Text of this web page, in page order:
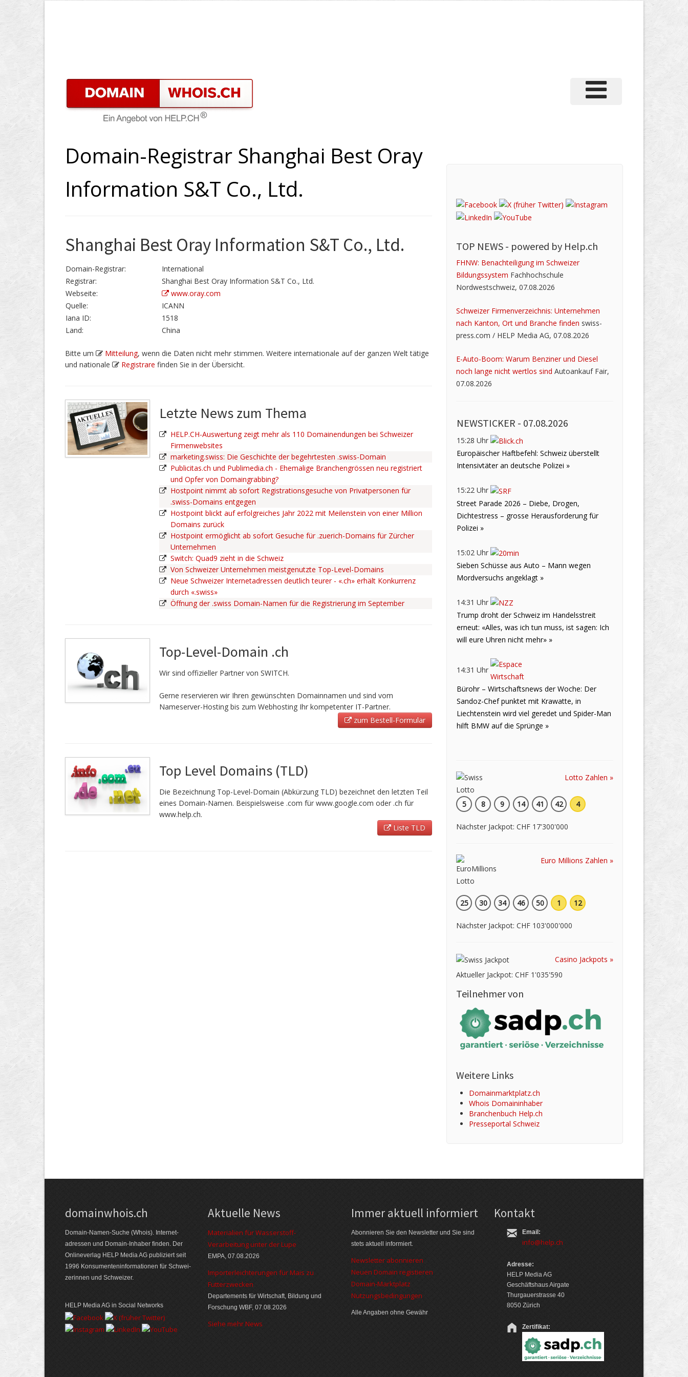
Domain-Registrar Shanghai Best Oray
Information S&T Co., Ltd.
Shanghai Best Oray Information S&T Co., Ltd.
Domain-Registrar:
International
Registrar:
Shanghai Best Oray Information S&T Co., Ltd.
Webseite:
www.oray.com
Quelle:
ICANN
Iana ID:
1518
Land:
China
Bitte um Mitteilung, wenn die Daten nicht mehr stimmen. Weitere internationale auf der ganzen Welt tätige
und nationale
Registrare finden Sie in der Übersicht.
Letzte News zum Thema
HELP.CH-Auswertung zeigt mehr als 110 Domainendungen bei Schweizer
Firmenwebsites
marketing.swiss: Die Geschichte der begehrtesten .swiss-Domain
Publicitas.ch und Publimedia.ch - Ehemalige Branchengrössen neu registriert
und Opfer von Domaingrabbing?
Hostpoint nimmt ab sofort Registrationsgesuche von Privatpersonen für
.swiss-Domains entgegen
Hostpoint blickt auf erfolgreiches Jahr 2022 mit Meilenstein von einer Million
Domains zurück
Hostpoint ermöglicht ab sofort Gesuche für .zuerich-Domains für Zürcher
Unternehmen
Switch: Quad9 zieht in die Schweiz
Von Schweizer Unternehmen meistgenutzte Top-Level-Domains
Neue Schweizer Internetadressen deutlich teurer - «.ch» erhält Konkurrenz
durch «.swiss»
Öffnung der .swiss Domain-Namen für die Registrierung im September
Top-Level-Domain .ch
Wir sind offizieller Partner von SWITCH.
Gerne reservieren wir Ihren gewünschten Domainnamen und sind vom
Nameserver-Hosting bis zum Webhosting Ihr kompetenter IT-Partner.
zum Bestell-Formular
Top Level Domains (TLD)
Die Bezeichnung Top-Level-Domain (Abkürzung TLD) bezeichnet den letzten Teil
eines Domain-Namen. Beispielsweise .com für www.google.com oder .ch für
www.help.ch.
Liste TLD
TOP NEWS - powered by Help.ch
FHNW: Benachteiligung im Schweizer
Bildungssystem Fachhochschule
Nordwestschweiz, 07.08.2026
Schweizer Firmenverzeichnis: Unternehmen
nach Kanton, Ort und Branche finden swiss-
press.com / HELP Media AG, 07.08.2026
E-Auto-Boom: Warum Benziner und Diesel
noch lange nicht wertlos sind Autoankauf Fair,
07.08.2026
NEWSTICKER - 07.08.2026
15:28 Uhr
Europäischer Haftbefehl: Schweiz überstellt
Intensivtäter an deutsche Polizei »
15:22 Uhr
Street Parade 2026 – Diebe, Drogen,
Dichtestress – grosse Herausforderung für
Polizei »
15:02 Uhr
Sieben Schüsse aus Auto – Mann wegen
Mordversuchs angeklagt »
14:31 Uhr
Trump droht der Schweiz im Handelsstreit
erneut: «Alles, was ich tun muss, ist sagen: Ich
will eure Uhren nicht mehr» »
14:31 Uhr
Bürohr – Wirtschaftsnews der Woche: Der
Sandoz-Chef punktet mit Krawatte, in
Liechtenstein wird viel geredet und Spider-Man
hilft BMW auf die Sprünge »
Lotto Zahlen »
5 8 9 14 41 42 4
Nächster Jackpot: CHF 17'300'000
Euro Millions Zahlen »
25 30 34 46 50 1 12
Nächster Jackpot: CHF 103'000'000
Casino Jackpots »
Aktueller Jackpot: CHF 1'035'590
Teilnehmer von
Weitere Links
Domainmarktplatz.ch
Whois Domaininhaber
Branchenbuch Help.ch
Presseportal Schweiz
domainwhois.ch
Domain-Namen-Suche (Whois). Internet­
adressen und Domain-Inhaber finden. Der
Online­verlag HELP Media AG publiziert seit
1996 Konsumenten­informationen für Schwei­
zerinnen und Schweizer.
HELP Media AG in Social Networks
Aktuelle News
Materialien für Wasserstoff-
Verarbeitung unter der Lupe
EMPA, 07.08.2026
Importerleichterungen für Mais zu
Futterzwecken
Departements für Wirtschaft, Bildung und
Forschung WBF, 07.08.2026
Siehe mehr News
Immer aktuell informiert
Abonnieren Sie den Newsletter und Sie sind
stets aktuell informiert.
Newsletter abonnieren
Neuen Domain registieren
Domain-Marktplatz
Nutzungsbedingungen
Alle Angaben ohne Gewähr
Kontakt
Email:
info@help.ch
Adresse:
HELP Media AG
Geschäftshaus Airgate
Thurgauerstrasse 40
8050 Zürich
Zertifikat: